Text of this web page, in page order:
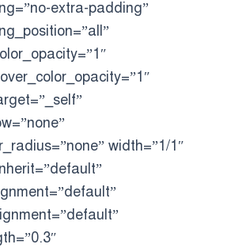
extra-padding”
width=”1/1″